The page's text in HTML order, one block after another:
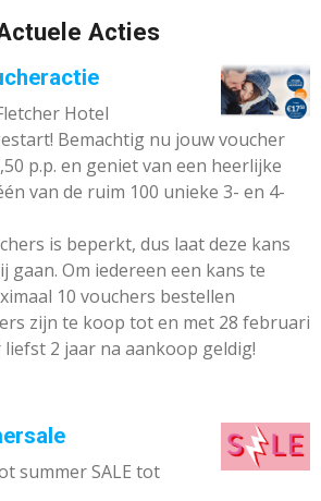
Acties
Hotel
Bemachtig nu jouw voucher
p.p. en geniet van een heerlijke
van de ruim 100 unieke 3- en 4-
is beperkt, dus laat deze kans
gaan. Om iedereen een kans te
10 vouchers bestellen
zijn te koop tot en met 28 februari
2 jaar na aankoop geldig!
summer SALE tot